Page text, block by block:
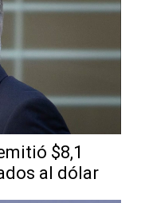
$8,1
al dólar